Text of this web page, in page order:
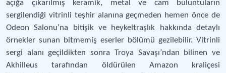
açığa çıkarılmış keramik, metal ve cam buluntuların
sergilendiği vitrinli teşhir alanına geçmeden hemen önce de
Odeon Salonu’na bitişik ve heykeltraşlık hakkında detaylı
örnekler sunan bitmemiş eserler bölümü gezilebilir. Vitrinli
sergi alanı geçildikten sonra Troya Savaşı’ndan bilinen ve
Akhilleus tarafından öldürülen Amazon kraliçesi